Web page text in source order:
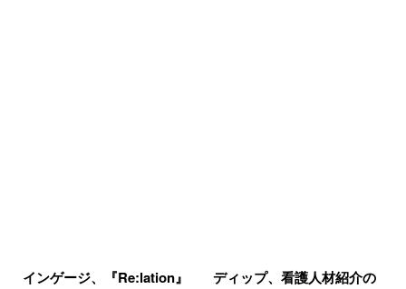
インゲージ、『Re:lation』
ディップ、看護人材紹介の